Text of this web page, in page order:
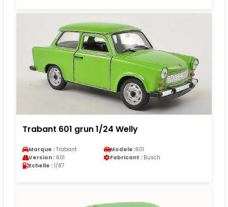
Trabant 601 grun 1/24 Welly
Marque : Trabant Modele :601
Version : 601 Fabricant : Busch
Echelle : 1/87